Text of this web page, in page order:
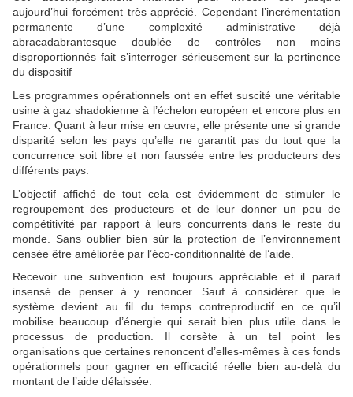
aujourd’hui forcément très apprécié. Cependant l’incrémentation
permanente d’une complexité administrative déjà
abracadabrantesque doublée de contrôles non moins
disproportionnés fait s’interroger sérieusement sur la pertinence
du dispositif
Les programmes opérationnels ont en effet suscité une véritable
usine à gaz shadokienne à l’échelon européen et encore plus en
France. Quant à leur mise en œuvre, elle présente une si grande
disparité selon les pays qu’elle ne garantit pas du tout que la
concurrence soit libre et non faussée entre les producteurs des
différents pays.
L’objectif affiché de tout cela est évidemment de stimuler le
regroupement des producteurs et de leur donner un peu de
compétitivité par rapport à leurs concurrents dans le reste du
monde. Sans oublier bien sûr la protection de l’environnement
censée être améliorée par l’éco-conditionnalité de l’aide.
Recevoir une subvention est toujours appréciable et il parait
insensé de penser à y renoncer. Sauf à considérer que le
système devient au fil du temps contreproductif en ce qu’il
mobilise beaucoup d’énergie qui serait bien plus utile dans le
processus de production. Il corsète à un tel point les
organisations que certaines renoncent d’elles-mêmes à ces fonds
opérationnels pour gagner en efficacité réelle bien au-delà du
montant de l’aide délaissée.